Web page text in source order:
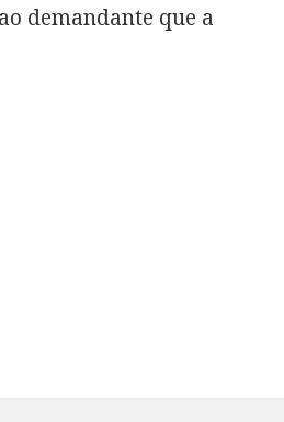
demandante que a
para ele .